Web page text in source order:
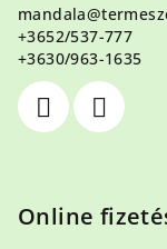
mandala@
+3652/537-777
+3630/963-1635
Online